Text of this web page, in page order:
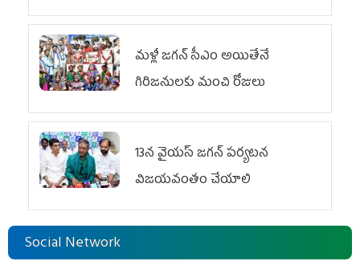
మళ్లీ జగన్ సీఎం అయితేనే
గిరిజనులకు మంచి రోజులు
13న వైయస్‌ జగన్‌ పర్యటన
విజయవంతం చేయాలి
Social Network